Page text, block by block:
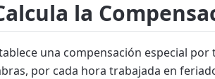
la
una compensación especial
por cada hora trabajada en